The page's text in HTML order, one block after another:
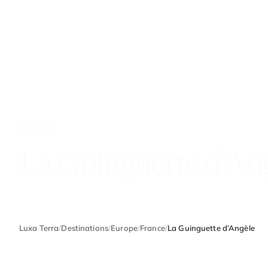
Luxa Terra/Destinations/Europe/France/La Guinguette d’Angèle